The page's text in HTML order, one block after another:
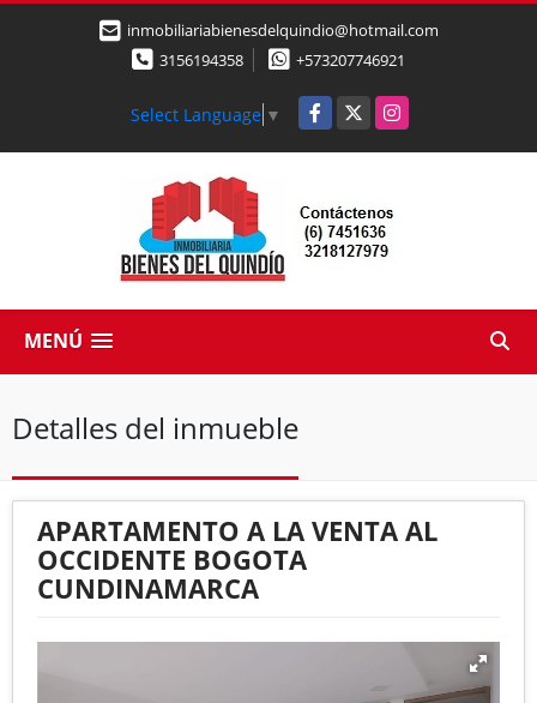
inmobiliariabienesdelquindio@hotmail.com
3156194358
+573207746921
Select Language ▼ Facebook
X Instagram
MENÚ
Detalles del inmueble
APARTAMENTO A LA VENTA AL
OCCIDENTE BOGOTA
CUNDINAMARCA